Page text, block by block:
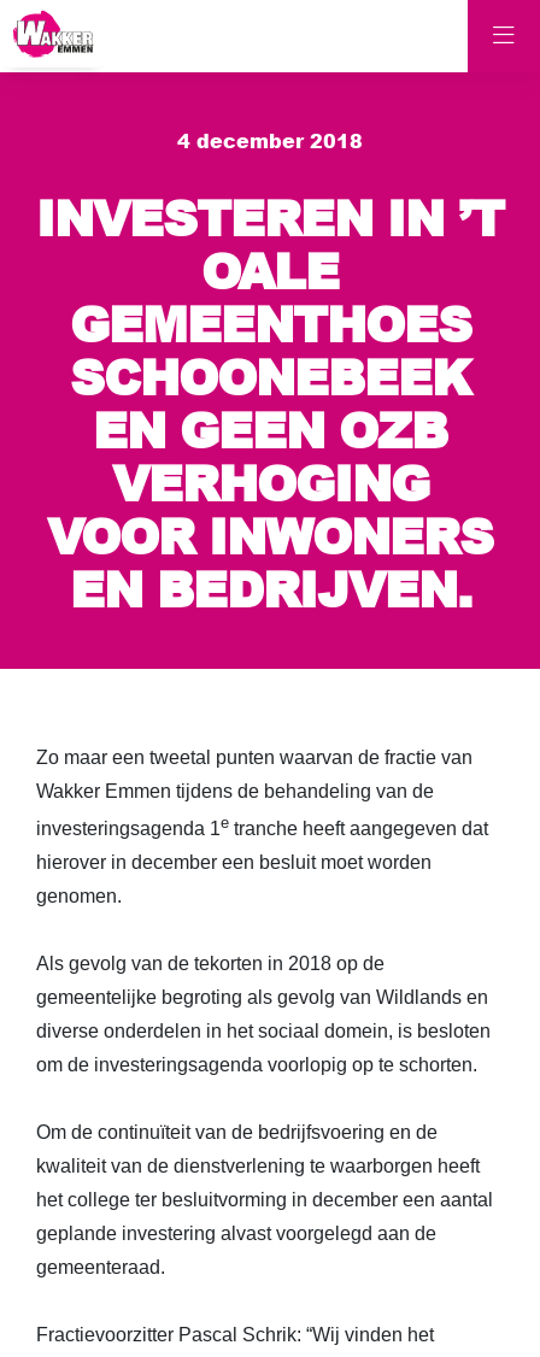
4 december 2018
INVESTEREN IN ’T
OALE
GEMEENTHOES
SCHOONEBEEK
EN GEEN OZB
VERHOGING
VOOR INWONERS
EN BEDRIJVEN.
Zo maar een tweetal punten waarvan de fractie van
Wakker Emmen tijdens de behandeling van de
investeringsagenda 1e tranche heeft aangegeven dat
hierover in december een besluit moet worden
genomen.
Als gevolg van de tekorten in 2018 op de
gemeentelijke begroting als gevolg van Wildlands en
diverse onderdelen in het sociaal domein, is besloten
om de investeringsagenda voorlopig op te schorten.
Om de continuïteit van de bedrijfsvoering en de
kwaliteit van de dienstverlening te waarborgen heeft
het college ter besluitvorming in december een aantal
geplande investering alvast voorgelegd aan de
gemeenteraad.
Fractievoorzitter Pascal Schrik: “Wij vinden het